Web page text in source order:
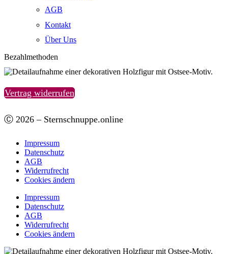
AGB
Kontakt
Über Uns
Bezahlmethoden
Vertrag widerrufen
Ⓒ 2026 – Sternschnuppe.online
Impressum
Datenschutz
AGB
Widerrufrecht
Cookies ändern
Impressum
Datenschutz
AGB
Widerrufrecht
Cookies ändern